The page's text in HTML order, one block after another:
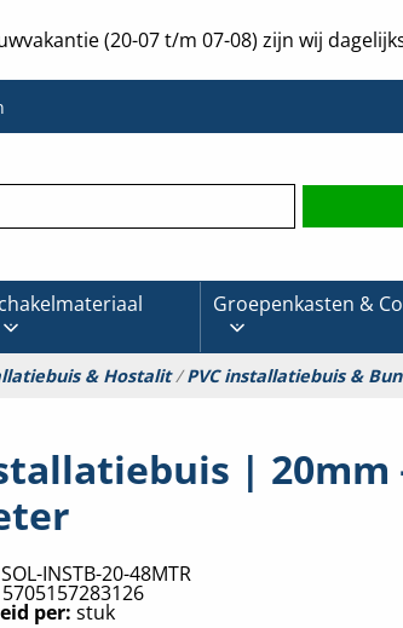
(20-07 t/m 07-08) zijn wij
Groepenkasten &
& Hostalit/PVC installatiebuis &
| 20mm
SOL-INSTB-20-48MTR
5705157283126
per: stuk